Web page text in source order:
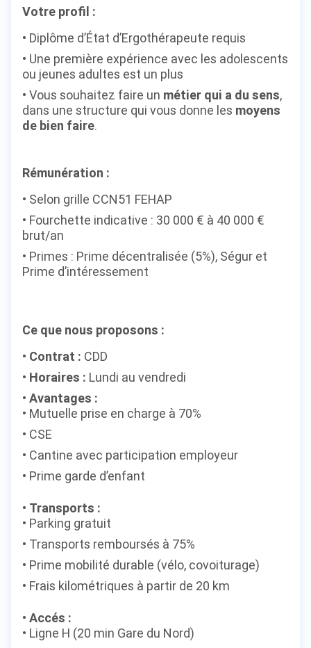
Votre profil :
Diplôme d’État d’Ergothérapeute requis
Une première expérience avec les adolescents
ou jeunes adultes est un plus
Vous souhaitez faire un métier qui a du sens,
dans une structure qui vous donne les moyens
de bien faire.
Rémunération :
Selon grille CCN51 FEHAP
Fourchette indicative : 30 000 € à 40 000 €
brut/an
Primes : Prime décentralisée (5%), Ségur et
Prime d’intéressement
Ce que nous proposons :
Contrat : CDD
Horaires : Lundi au vendredi
Avantages :
Mutuelle prise en charge à 70%
CSE
Cantine avec participation employeur
Prime garde d’enfant
Transports :
Parking gratuit
Transports remboursés à 75%
Prime mobilité durable (vélo, covoiturage)
Frais kilométriques à partir de 20 km
Accés :
Ligne H (20 min Gare du Nord)